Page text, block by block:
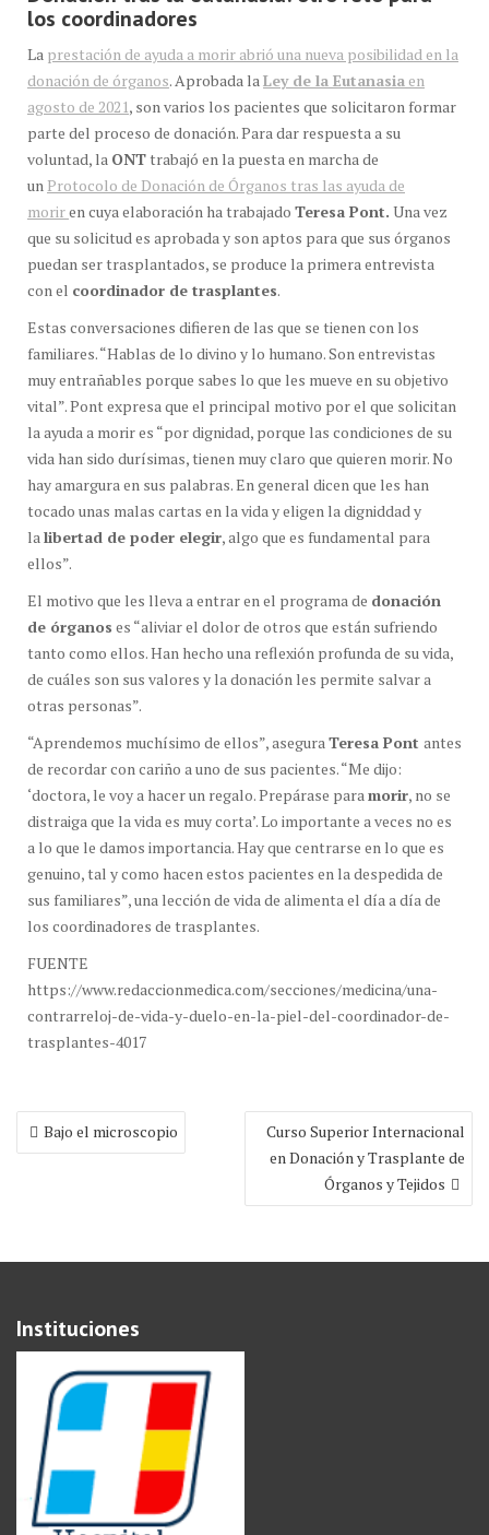
los coordinadores
La prestación de ayuda a morir abrió una nueva posibilidad en la
donación de órganos. Aprobada laLey de la Eutanasia en
agosto de 2021, son varios los pacientes que solicitaron formar
parte del proceso de donación. Para dar respuesta a su
voluntad, la ONTtrabajó en la puesta en marcha de
un Protocolo de Donación de Órganos tras las ayuda de
moriren cuya elaboración ha trabajado Teresa Pont. Una vez
que su solicitud es aprobada y son aptos para que sus órganos
puedan ser trasplantados, se produce la primera entrevista
con el coordinador de trasplantes.
Estas conversaciones difieren de las que se tienen con los
familiares. “Hablas de lo divino y lo humano. Son entrevistas
muy entrañables porque sabes lo que les mueve en su objetivo
vital”. Pont expresa que el principal motivo por el que solicitan
la ayuda a morir es “por dignidad, porque las condiciones de su
vida han sido durísimas, tienen muy claro que quieren morir. No
hay amargura en sus palabras. En general dicen que les han
tocado unas malas cartas en la vida y eligen la digniddad y
lalibertad de poder elegir, algo que es fundamental para
ellos”.
El motivo que les lleva a entrar en el programa de donación
de órganos es “aliviar el dolor de otros que están sufriendo
tanto como ellos. Han hecho una reflexión profunda de su vida,
de cuáles son sus valores y la donación les permite salvar a
otras personas”.
“Aprendemos muchísimo de ellos”, aseguraTeresa Pont antes
de recordar con cariño a uno de sus pacientes. “Me dijo:
‘doctora, le voy a hacer un regalo. Prepárase paramorir, no se
distraiga que la vida es muy corta’. Lo importante a veces no es
a lo que le damos importancia. Hay que centrarse en lo que es
genuino, tal y como hacen estos pacientes en la despedida de
sus familiares”, una lección de vida de alimenta el día a día de
los coordinadores de trasplantes.
FUENTE
https://www.redaccionmedica.com/secciones/medicina/una-
contrarreloj-de-vida-y-duelo-en-la-piel-del-coordinador-de-
trasplantes-4017
Navegación
de
Bajo el microscopio
Curso Superior Internacional
en Donación y Trasplante de
Órganos y Tejidos
Instituciones